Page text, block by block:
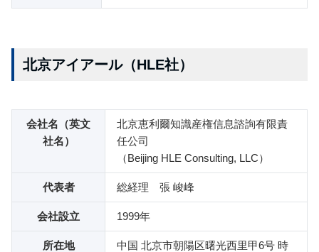
北京アイアール（HLE社）
会社名（英文
社名）
北京恵利爾知識産権信息諮詢有限責
任公司
（Beijing HLE Consulting, LLC）
代表者 総経理 張 峻峰
会社設立 1999年
所在地
中国 北京市朝陽区曙光西里甲6号 時